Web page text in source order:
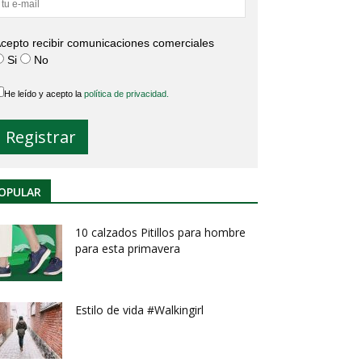
recibir comunicaciones comerciales
Si
No
He leído y acepto la política de privacidad.
10 calzados Pitillos para hombre
para esta primavera
Estilo de vida #Walkingirl